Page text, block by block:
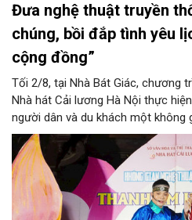
Đưa nghệ thuật truyền
chúng, bồi đắp tình yêu
cộng đồng”
Tối 2/8, tại Nhà Bát Giác, chương
Nhà hát Cải lương Hà Nội thực
người dân và du khách một không
những làn điệu cải lương, ca cổ,
hòa quyện trong không gian của
biệt, chương trình có sự giao lưu
phương Nam, góp phần tạo nên
cảm xúc.